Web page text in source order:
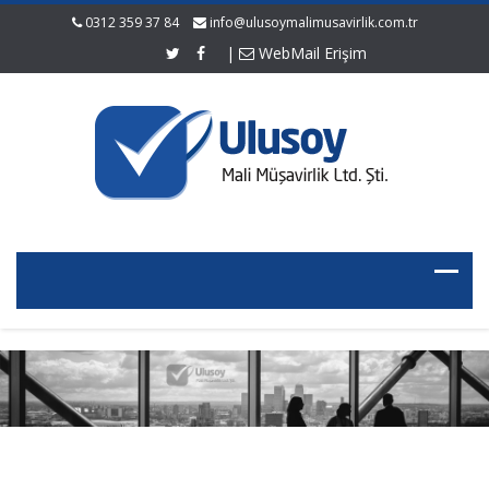
0312 359 37 84 info@ulusoymalimusavirlik.com.tr
| WebMail Erişim